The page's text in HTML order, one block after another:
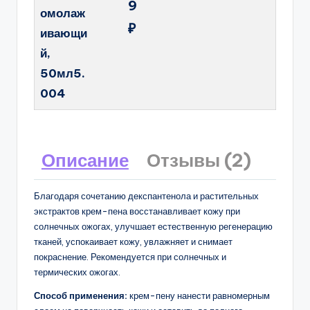
омолаж
ивающи
й,
50мл5.
004
9
₽
Описание Отзывы (2)
Благодаря сочетанию декспантенола и растительных
экстрактов крем-пена восстанавливает кожу при
солнечных ожогах, улучшает естественную регенерацию
тканей, успокаивает кожу, увлажняет и снимает
покраснение. Рекомендуется при солнечных и
термических ожогах.
Способ применения: крем-пену нанести равномерным